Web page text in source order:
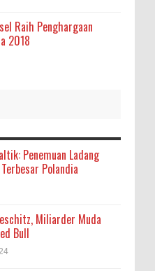
Raih Penghargaan
2018
Penemuan Ladang
Polandia
Miliarder Muda
Bull